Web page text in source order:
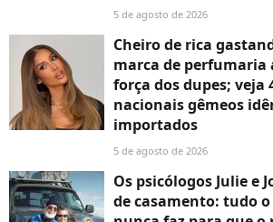
5 de agosto de 2026
Cheiro de rica
marca de perfumaria
força dos dupes; veja
nacionais gêmeos
importados
5 de agosto de 2026
Os psicólogos Julie e
de casamento: tudo o